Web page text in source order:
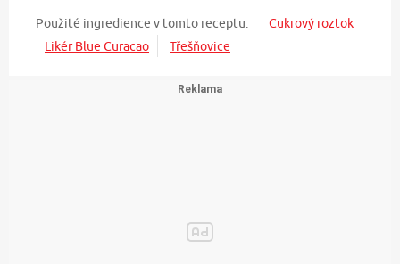
Použité ingredience v tomto receptu:
Cukrový roztok
Likér Blue Curacao
Třešňovice